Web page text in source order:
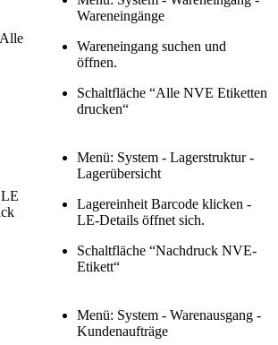
Wareneingänge
Wareneingang suchen und
öffnen.
Schaltfläche “Alle NVE Etiketten
drucken“
Menü: System - Lagerstruktur -
Lagerübersicht
Lagereinheit Barcode klicken -
LE-Details öffnet sich.
Schaltfläche “Nachdruck NVE-
Etikett“
Menü: System - Warenausgang -
Kundenaufträge